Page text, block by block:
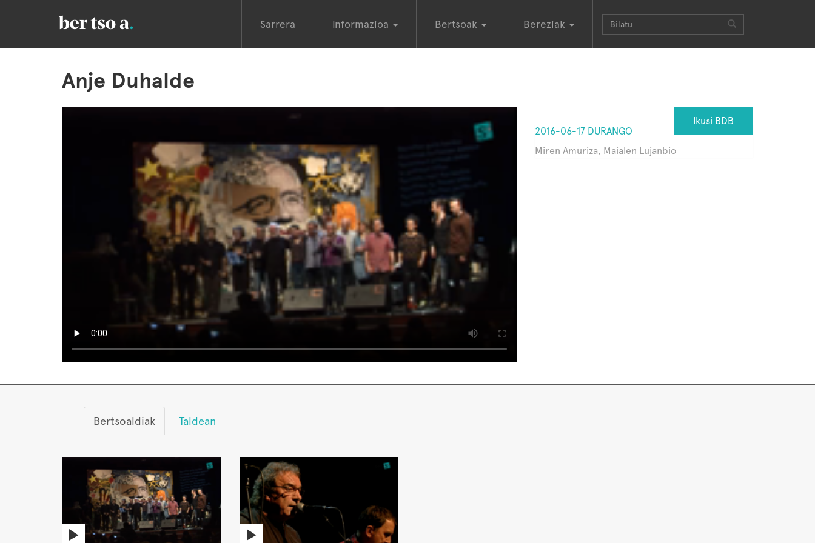
Sarrera Informazioa Bertsoak Bereziak
Anje Duhalde
Ikusi BDB
2016-06-17 DURANGO
Miren Amuriza, Maialen Lujanbio
Bertsoaldiak Taldean